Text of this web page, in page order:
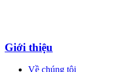
Giới thiệu
Về chúng tôi